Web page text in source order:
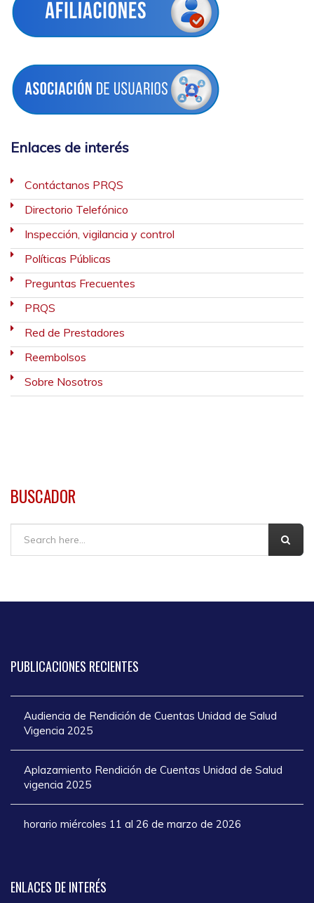
Enlaces de interés
Contáctanos PRQS
Directorio Telefónico
Inspección, vigilancia y control
Políticas Públicas
Preguntas Frecuentes
PRQS
Red de Prestadores
Reembolsos
Sobre Nosotros
BUSCADOR
Buscar
PUBLICACIONES RECIENTES
Audiencia de Rendición de Cuentas Unidad de Salud
Vigencia 2025
Aplazamiento Rendición de Cuentas Unidad de Salud
vigencia 2025
horario miércoles 11 al 26 de marzo de 2026
ENLACES DE INTERÉS